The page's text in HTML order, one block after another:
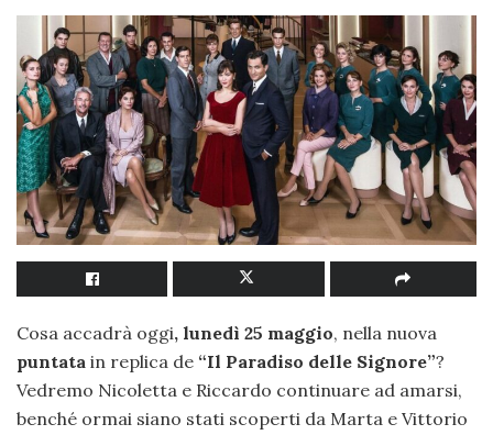
Cosa accadrà oggi, lunedì 25 maggio, nella nuova
puntata in replica de “Il Paradiso delle Signore”?
Vedremo Nicoletta e Riccardo continuare ad amarsi,
benché ormai siano stati scoperti da Marta e Vittorio